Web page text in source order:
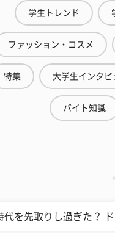
学生トレンド
ファッション・コスメ
特集 大学生インタビ
バイト知識
代を先取りし過ぎた？